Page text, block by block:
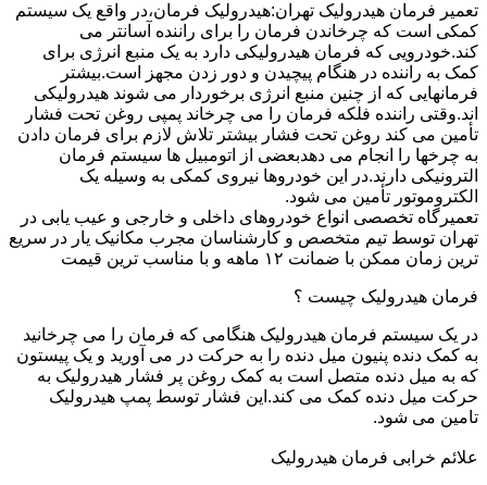
تعمیر فرمان هیدرولیک تهران:هیدرولیک فرمان،در واقع یک سیستم
کمکی است که چرخاندن فرمان را برای راننده آسانتر می
کند.خودرویی که فرمان هیدرولیکی دارد به یک منبع انرژی برای
کمک به راننده در هنگام پیچیدن و دور زدن مجهز است.بیشتر
فرمانهایی که از چنین منبع انرژی برخوردار می شوند هیدرولیکی
اند.وقتی راننده فلکه فرمان را می چرخاند پمپی روغن تحت فشار
تأمین می کند روغن تحت فشار بیشتر تلاش لازم برای فرمان دادن
به چرخها را انجام می دهدبعضی از اتومبیل ها سیستم فرمان
الترونیکی دارند.در این خودروها نیروی کمکی به وسیله یک
الکتروموتور تأمین می شود.
تعمیرگاه تخصصی انواع خودروهای داخلی و خارجی و عیب یابی در
تهران توسط تیم متخصص و کارشناسان مجرب مکانیک یار در سریع
ترین زمان ممکن با ضمانت ۱۲ ماهه و با مناسب ترین قیمت
فرمان هیدرولیک چیست ؟
در یک سیستم فرمان هیدرولیک هنگامی که فرمان را می چرخانید
به کمک دنده پنیون میل دنده را به حرکت در می آورید و یک پیستون
که به میل دنده متصل است به کمک روغن پر فشار هیدرولیک به
حرکت میل دنده کمک می کند.این فشار توسط پمپ هیدرولیک
تامین می شود.
علائم خرابی فرمان هیدرولیک